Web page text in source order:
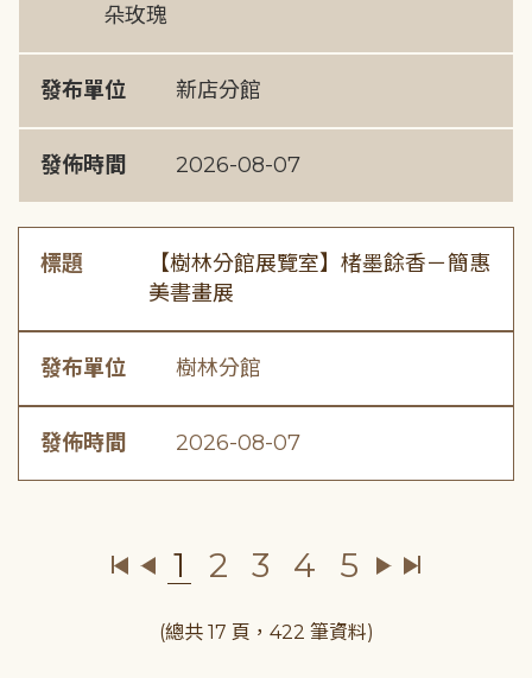
朵玫瑰
發布單位 新店分館
發佈時間 2026-08-07
標題
【樹林分館展覽室】楮墨餘香－簡惠
美書畫展
發布單位 樹林分館
發佈時間 2026-08-07
1 2 3 4 5
(總共 17 頁，422 筆資料)